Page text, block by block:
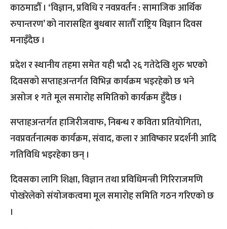
काठमाडौँ । ‘विज्ञान, प्रविधि र नवप्रवर्तन : सामाजिक आर्थिक
रुपान्तरण’ को नारासहित बुधबार सातौँ राष्ट्रिय विज्ञान दिवस
मनाइँदैछ ।
प्रदेश र स्थानीय तहमा समेत यही भदौ २६ गतेदेखि शुरु भएको
दिवसको सप्ताहअन्तर्गत विभिन्न कार्यक्रम भइरहेको छ भने
असोज १ गते मूल समारोह समितिको कार्यक्रम हुँदैछ ।
सप्ताहअन्तर्गत हाजिरीजवाफ, निबन्ध र कविता प्रतियोगिता,
नवप्रवर्तनात्मक कार्यक्रम, संवाद, कला र आविष्कार प्रदर्शनी आदि
गतिविधि भइरहेका छन् ।
दिवसका लागि शिक्षा, विज्ञान तथा प्रविधिमन्त्री गिरिराजमणि
पोखरेलेको संयोजकत्वमा मूल समारोह समिति गठन गरिएको छ
।